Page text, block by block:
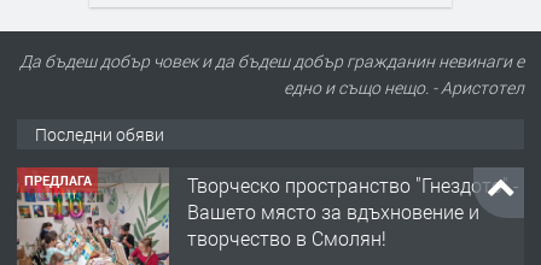
Да бъдеш добър човек и да бъдеш добър гражданин невинаги е
едно и също нещо. - Аристотел
Последни обяви
ТЪРСИ Конкурс за офис-сътрудник